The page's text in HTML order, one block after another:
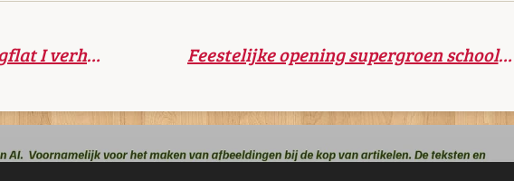
14 nieuwe woningen in Boogflat I verhuurd Feestelijke opening supergroen schoolplein bij locatie Albertine Kehrer